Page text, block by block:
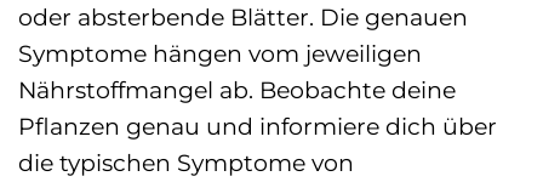
oder absterbende Blätter. Die genauen
Symptome hängen vom jeweiligen
Nährstoffmangel ab. Beobachte deine
Pflanzen genau und informiere dich über
die typischen Symptome von